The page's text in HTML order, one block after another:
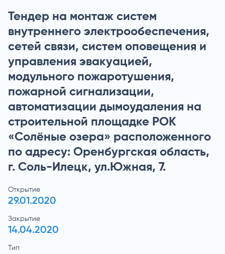
Тендер на монтаж систем
внутреннего электрообеспечения,
сетей связи, систем оповещения и
управления эвакуацией,
модульного пожаротушения,
пожарной сигнализации,
автоматизации дымоудаления на
строительной площадке РОК
«Солёные озера» расположенного
по адресу: Оренбургская область,
г. Соль-Илецк, ул.Южная, 7.
Открытие
29.01.2020
Закрытие
14.04.2020
Тип